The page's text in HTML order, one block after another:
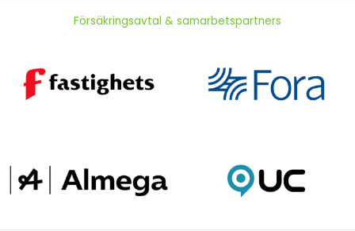
Försäkringsavtal & samarbetspartners